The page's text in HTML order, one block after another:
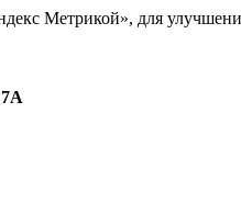
Метрикой», для